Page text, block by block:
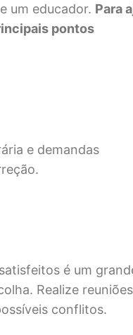
um educador. Para
pontos
e demandas
é um
Realize reuniões
conflitos.